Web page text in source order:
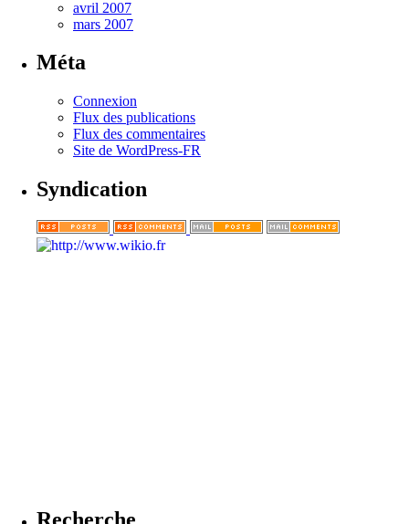
avril 2007
mars 2007
Méta
Connexion
Flux des publications
Flux des commentaires
Site de WordPress-FR
Syndication